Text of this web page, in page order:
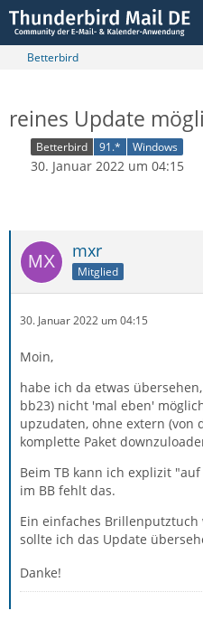
Betterbird
reines Update
Betterbird 91.* Windows
30. Januar 2022 um 04:15
mxr
Mitglied
30. Januar 2022 um 04:15
Moin,
habe ich da etwas
bb23) nicht 'mal eben'
upzudaten, ohne extern (von
komplette Paket
Beim TB kann ich explizit
im BB fehlt das.
Ein einfaches
sollte ich das Update
Danke!